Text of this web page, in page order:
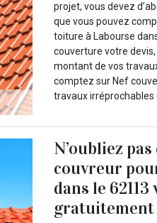
projet, vous devez
que vous pouvez
toiture à Labourse
couverture votre
montant de vos
comptez sur Nef
travaux
N’oubliez
couvreur
dans le
gratuitement